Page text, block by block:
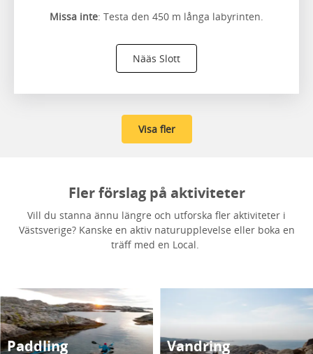
Missa inte: Testa den 450 m långa labyrinten.
Nääs Slott
Visa fler
Fler förslag på aktiviteter
Vill du stanna ännu längre och utforska fler aktiviteter i
Västsverige? Kanske en aktiv naturupplevelse eller boka en
träff med en Local.
Paddling Vandring